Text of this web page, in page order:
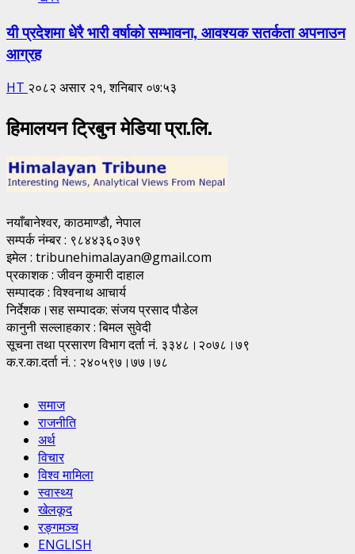
यी प्रदेशमा धेरै भारी वर्षाको सम्भावना, आवश्यक सतर्कता अपनाउन
आग्रह
HT २०८२ असार २१, शनिबार ०७:५३
हिमालयन ट्रिबुन मेडिया प्रा.लि.
नयाँबानेश्वर, काठमाण्डाै, नेपाल
सम्पर्क नंम्बर : ९८४४३६०३७९
इमेल : tribunehimalayan@gmail.com
प्रकाशक : जीवन कुमारी दाहाल
सम्पादक : विश्वनाथ आचार्य
निर्देशक।सह सम्पादक: संजय प्रसाद पाैडेल
कानुनी सल्लाहकार : बिमल सुवेदी
सूचना तथा प्रसारण विभाग दर्ता नं. ३३४८।२०७८।७९
क.र.का.दर्ता नं. : २४०५९७।७७।७८
समाज
राजनीति
अर्थ
विचार
विश्व मामिला
स्वास्थ्य
खेलकूद
रङ्गमञ्च
ENGLISH